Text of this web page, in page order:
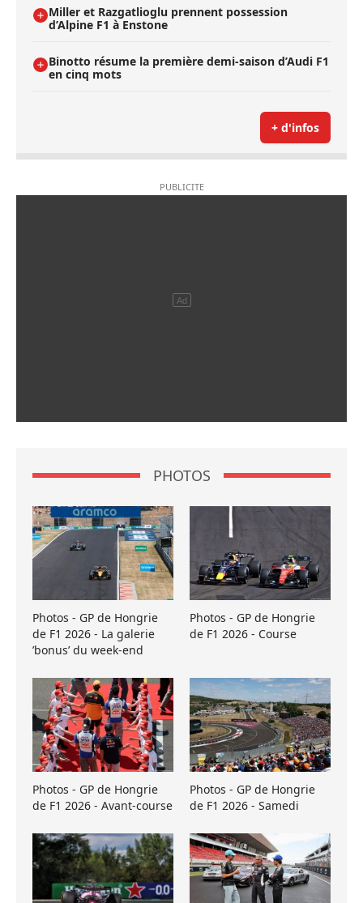
Miller et Razgatlioglu prennent possession
d’Alpine F1 à Enstone
Binotto résume la première demi-saison d’Audi F1
en cinq mots
+ d'infos
PHOTOS
Photos - GP de Hongrie
de F1 2026 - La galerie
’bonus’ du week-end
Photos - GP de Hongrie
de F1 2026 - Course
Photos - GP de Hongrie
de F1 2026 - Avant-course
Photos - GP de Hongrie
de F1 2026 - Samedi